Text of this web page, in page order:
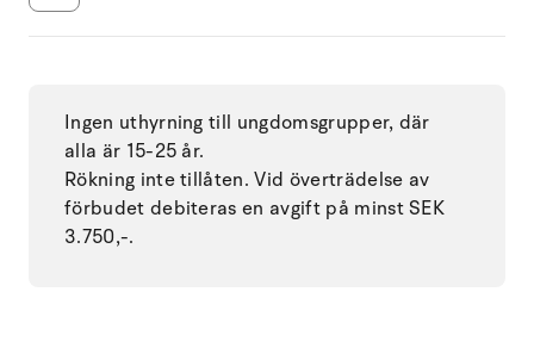
Ingen uthyrning till ungdomsgrupper, där
alla är 15-25 år.
Rökning inte tillåten. Vid överträdelse av
förbudet debiteras en avgift på minst SEK
3.750,-.